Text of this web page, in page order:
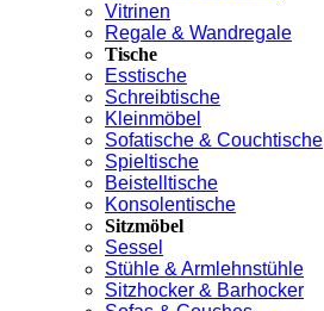
Vitrinen
Regale & Wandregale
Tische
Esstische
Schreibtische
Kleinmöbel
Sofatische & Couchtische
Spieltische
Beistelltische
Konsolentische
Sitzmöbel
Sessel
Stühle & Armlehnstühle
Sitzhocker & Barhocker